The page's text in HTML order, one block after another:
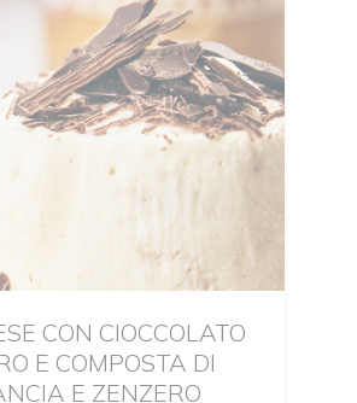
CON CIOCCOLATO
E COMPOSTA DI
E ZENZERO